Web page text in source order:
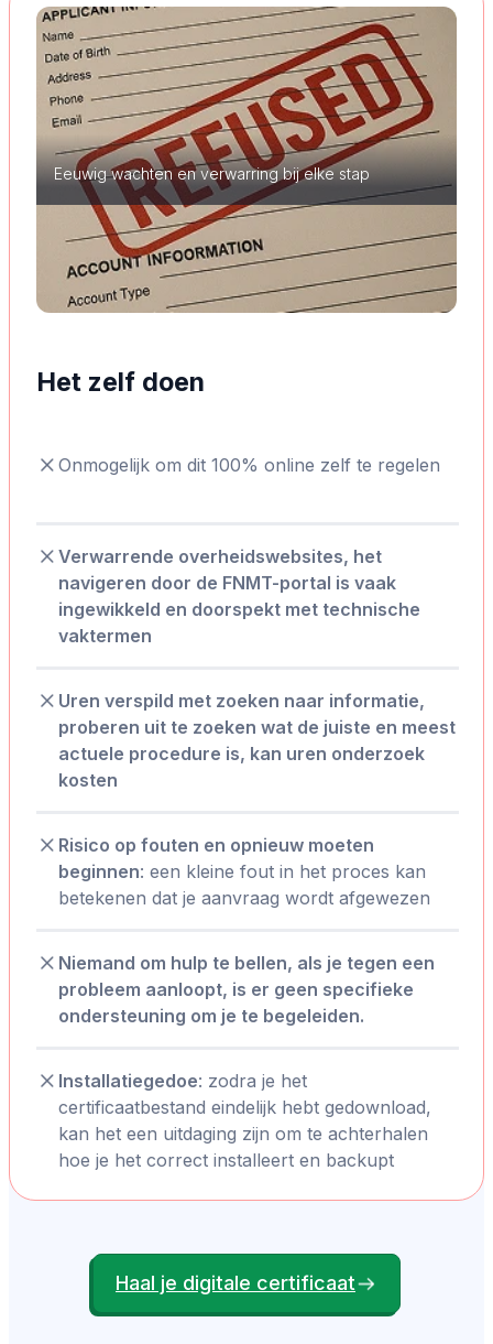
Eeuwig wachten en verwarring bij elke stap
Het zelf doen
Onmogelijk om dit 100% online zelf te regelen
Verwarrende overheidswebsites, het
navigeren door de FNMT-portal is vaak
ingewikkeld en doorspekt met technische
vaktermen
Uren verspild met zoeken naar informatie,
proberen uit te zoeken wat de juiste en meest
actuele procedure is, kan uren onderzoek
kosten
Risico op fouten en opnieuw moeten
beginnen: een kleine fout in het proces kan
betekenen dat je aanvraag wordt afgewezen
Niemand om hulp te bellen, als je tegen een
probleem aanloopt, is er geen specifieke
ondersteuning om je te begeleiden.
Installatiegedoe: zodra je het
certificaatbestand eindelijk hebt gedownload,
kan het een uitdaging zijn om te achterhalen
hoe je het correct installeert en backupt
Haal je digitale certificaat